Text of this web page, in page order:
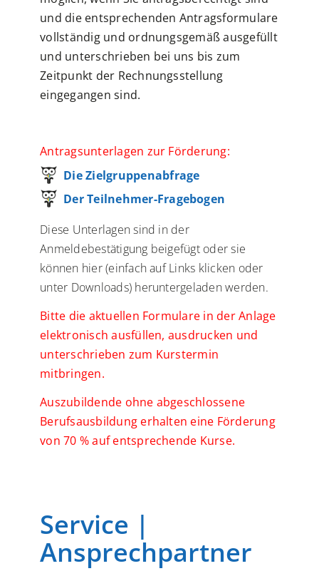
und die entsprechenden Antragsformulare
vollständig und ordnungsgemäß ausgefüllt
und unterschrieben bei uns bis zum
Zeitpunkt der Rechnungsstellung
eingegangen sind.
Antragsunterlagen zur Förderung:
Die Zielgruppenabfrage
Der Teilnehmer-Fragebogen
Diese Unterlagen sind in der
Anmeldebestätigung beigefügt oder sie
können hier (einfach auf Links klicken oder
unter Downloads) heruntergeladen werden.
Bitte die aktuellen Formulare in der Anlage
elektronisch ausfüllen, ausdrucken und
unterschrieben zum Kurstermin
mitbringen.
Auszubildende ohne abgeschlossene
Berufsausbildung erhalten eine Förderung
von 70 % auf entsprechende Kurse.
Service |
Ansprechpartner